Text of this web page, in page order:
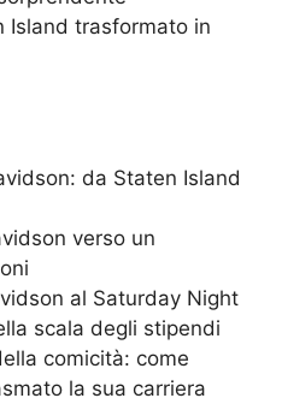
Island trasformato in
da Staten Island
verso un
al Saturday Night
scala degli stipendi
comicità: come
la sua carriera